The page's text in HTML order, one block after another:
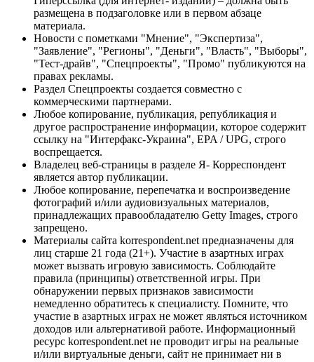
размещена в подзаголовке или в первом абзаце
материала.
Новости с пометками "Мнение", "Экспертиза",
"Заявление", "Регионы", "Деньги", "Власть", "Выборы",
"Тест-драйв", "Спецпроекты", "Промо" публикуются на
правах рекламы.
Раздел Спецпроекты создается совместно с
коммерческими партнерами.
Любое копирование, публикация, републикация и
другое распространение информации, которое содержит
ссылку на "Интерфакс-Украина", EPA / UPG, строго
воспрещается.
Владелец веб-страницы в разделе Я- Корреспондент
является автор публикации.
Любое копирование, перепечатка и воспроизведение
фотографий и/или аудиовизуальных материалов,
принадлежащих правообладателю Getty Images, строго
запрещено.
Материалы сайта korrespondent.net предназначены для
лиц старше 21 года (21+). Участие в азартных играх
может вызвать игровую зависимость. Соблюдайте
правила (принципы) ответственной игры. При
обнаружении первых признаков зависимости
немедленно обратитесь к специалисту. Помните, что
участие в азартных играх не может являться источником
доходов или альтернативой работе. Информационный
ресурс korrespondent.net не проводит игры на реальные
и/или виртуальные деньги, сайт не принимает ни в